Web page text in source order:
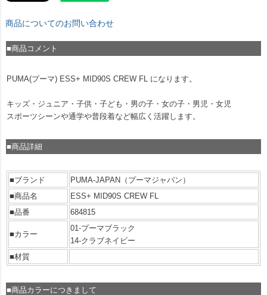
商品についてのお問い合わせ
■商品コメント
PUMA(プーマ) ESS+ MID90S CREW FL になります。
キッズ・ジュニア・子供・子ども・男の子・女の子・男児・女児
スポーツシーンや通学や普段着など幅広く活躍します。
■商品詳細
■ブランド
PUMA-JAPAN（プーマジャパン）
■商品名
ESS+ MID90S CREW FL
■品番
684815
■カラー
01-プーマブラック
14-クラブネイビー
■材質
■商品カラーにつきまして